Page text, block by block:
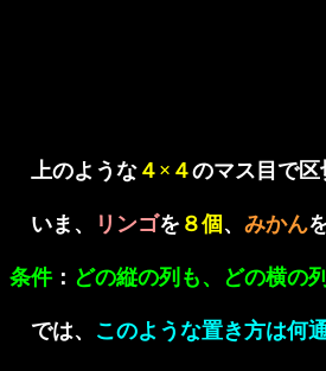
上のような ４×４のマス目で区
いま、 リンゴを ８個 、 みかん
条件： どの縦の列も、どの横の列
では、 このような置き方は何